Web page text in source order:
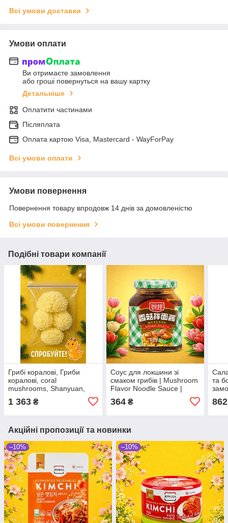
Всі умови доставки
Умови оплати
Ви отримаєте замовлення
або гроші повернуться на вашу картку
Детальніше
Оплатити частинами
Післяплата
Оплата картою Visa, Mastercard - WayForPay
Всі умови оплати
Умови повернення
Повернення товару впродовж 14 днів за домовленістю
Всі умови повернення
Подібні товари компанії
Грибі коралові, Гриби
коралові, coral
mushrooms, Shanyuan,
1 363 ₴
Соус для локшини зі
смаком грибів | Mushroom
Flavor Noodle Sauce |
Китай | Chubang | 220 г Ч
364₴
та
|862
Акційні пропозиції та новинки
–10% –10%